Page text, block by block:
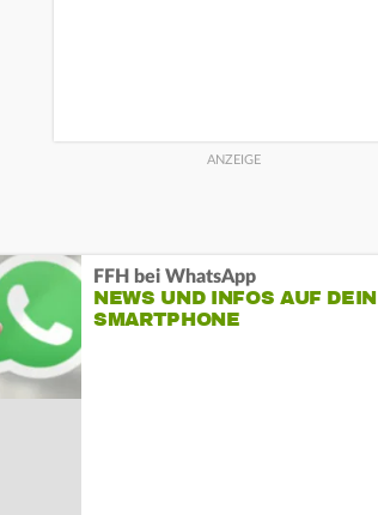
FFH bei WhatsApp
NEWS UND INFOS AUF DEIN
SMARTPHONE